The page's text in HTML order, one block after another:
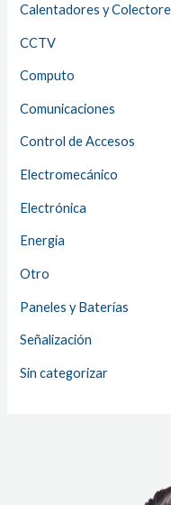
Calentadores y
CCTV
Computo
Comunicaciones
Control de Accesos
Electromecánico
Electrónica
Energía
Otro
Paneles y Baterías
Señalización
Sin categorizar